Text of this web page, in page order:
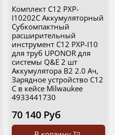
Комплект C12 PXP-
I10202C Аккумуляторный
Субкомпактный
расширительный
инструмент C12 PXP-I10
для труб UPONOR для
системы Q&E 2 шт
Аккумулятора B2 2.0 Ач,
Зарядное устройство C12
C в кейсе Milwaukee
4933441730
70 140 Руб